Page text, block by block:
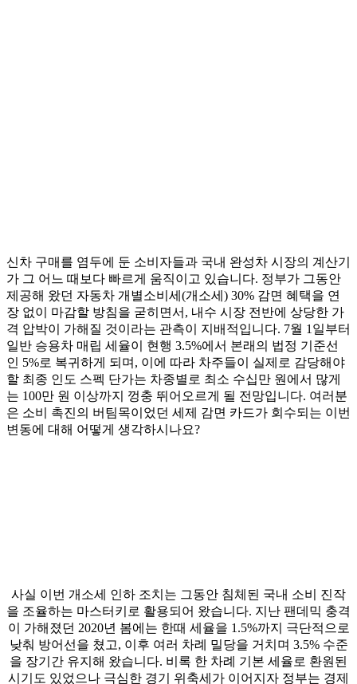
신차 구매를 염두에 둔 소비자들과 국내 완성차 시장의 계산기
가 그 어느 때보다 빠르게 움직이고 있습니다. 정부가 그동안
제공해 왔던 자동차 개별소비세(개소세) 30% 감면 혜택을 연
장 없이 마감할 방침을 굳히면서, 내수 시장 전반에 상당한 가
격 압박이 가해질 것이라는 관측이 지배적입니다. 7월 1일부터
일반 승용차 매립 세율이 현행 3.5%에서 본래의 법정 기준선
인 5%로 복귀하게 되며, 이에 따라 차주들이 실제로 감당해야
할 최종 인도 스펙 단가는 차종별로 최소 수십만 원에서 많게
는 100만 원 이상까지 껑충 뛰어오르게 될 전망입니다. 여러분
은 소비 촉진의 버팀목이었던 세제 감면 카드가 회수되는 이번
변동에 대해 어떻게 생각하시나요?
사실 이번 개소세 인하 조치는 그동안 침체된 국내 소비 진작
을 조율하는 마스터키로 활용되어 왔습니다. 지난 팬데믹 충격
이 가해졌던 2020년 봄에는 한때 세율을 1.5%까지 극단적으로
낮춰 방어선을 쳤고, 이후 여러 차례 밀당을 거치며 3.5% 수준
을 장기간 유지해 왔습니다. 비록 한 차례 기본 세율로 환원된
시기도 있었으나 극심한 경기 위축세가 이어지자 정부는 경제